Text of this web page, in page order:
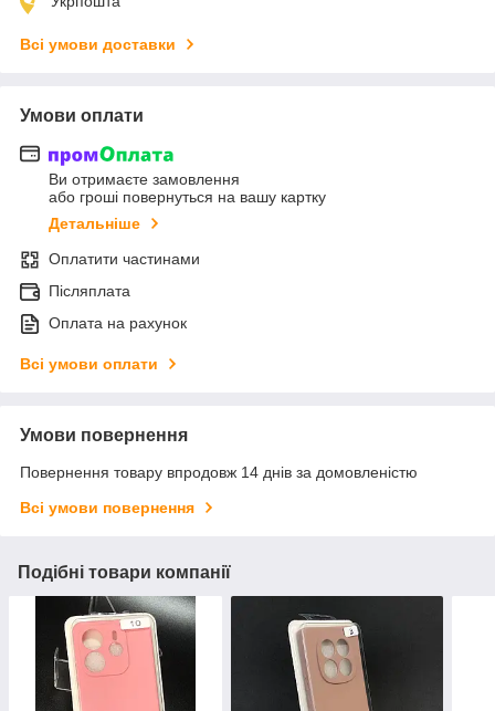
Всі умови доставки
Умови оплати
Ви отримаєте замовлення
або гроші повернуться на вашу картку
Детальніше
Оплатити частинами
Післяплата
Оплата на рахунок
Всі умови оплати
Умови повернення
Повернення товару впродовж 14 днів за домовленістю
Всі умови повернення
Подібні товари компанії